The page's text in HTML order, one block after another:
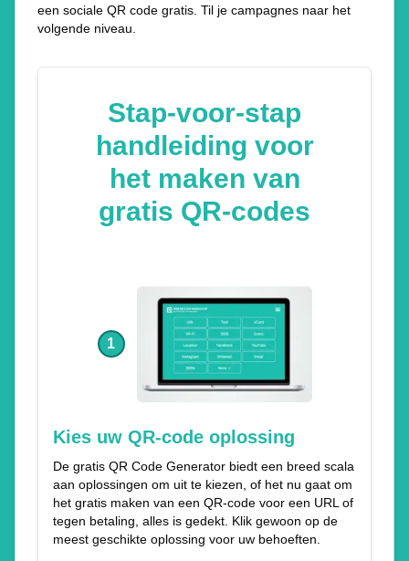
een sociale QR code gratis. Til je campagnes naar het
volgende niveau.
Stap-voor-stap
handleiding voor
het maken van
gratis QR-codes
1
Kies uw QR-code oplossing
De gratis QR Code Generator biedt een breed scala
aan oplossingen om uit te kiezen, of het nu gaat om
het gratis maken van een QR-code voor een URL of
tegen betaling, alles is gedekt. Klik gewoon op de
meest geschikte oplossing voor uw behoeften.